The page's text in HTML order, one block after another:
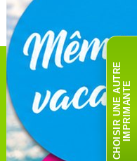
C
H
O
I
S
I
R
U
N
E
AU
T
R
E
I
M
P
R
I
M
A
N
TE